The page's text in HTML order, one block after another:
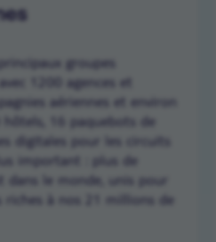
groupes
1200 agences et
aériennes et environ
hôtels, 16 paquebots de
digitales pour les circuits
important : plus de
dans le monde, unis pour
riches à nos
21 millions de